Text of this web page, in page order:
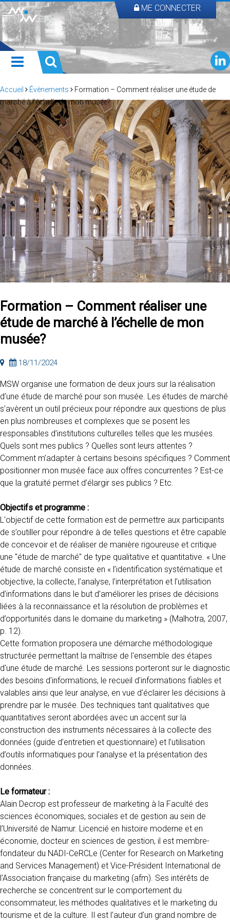
ME CONNECTER
Accueil Évènements
Formation – Comment réaliser une étude de
marché à l’échelle de mon musée?
Formation – Comment réaliser une
étude de marché à l’échelle de mon
musée?
18/11/2024
MSW organise une formation de deux jours sur la réalisation
d’une étude de marché pour son musée. Les études de marché
s’avèrent un outil précieux pour répondre aux questions de plus
en plus nombreuses et complexes que se posent les
responsables d’institutions culturelles telles que les musées.
Quels sont mes publics ? Quelles sont leurs attentes ?
Comment m’adapter à certains besoins spécifiques ? Comment
positionner mon musée face aux offres concurrentes ? Est-ce
que la gratuité permet d’élargir ses publics ? Etc.
Objectifs et programme :
L'objectif de cette formation est de permettre aux participants
de s’outiller pour répondre à de telles questions et être capable
de concevoir et de réaliser de manière rigoureuse et critique
une "étude de marché" de type qualitative et quantitative. « Une
étude de marché consiste en « l’identification systématique et
objective, la collecte, l’analyse, l’interprétation et l’utilisation
d’informations dans le but d’améliorer les prises de décisions
liées à la reconnaissance et la résolution de problèmes et
d’opportunités dans le domaine du marketing » (Malhotra, 2007,
p. 12).
Cette formation proposera une démarche méthodologique
structurée permettant la maîtrise de l'ensemble des étapes
d'une étude de marché. Les sessions porteront sur le diagnostic
des besoins d'informations, le recueil d'informations fiables et
valables ainsi que leur analyse, en vue d'éclairer les décisions à
prendre par le musée. Des techniques tant qualitatives que
quantitatives seront abordées avec un accent sur la
construction des instruments nécessaires à la collecte des
données (guide d’entretien et questionnaire) et l’utilisation
d’outils informatiques pour l’analyse et la présentation des
données.
Le formateur :
Alain Decrop est professeur de marketing à la Faculté des
sciences économiques, sociales et de gestion au sein de
l’Université de Namur. Licencié en histoire moderne et en
économie, docteur en sciences de gestion, il est membre-
fondateur du NADI-CeRCLe (Center for Research on Marketing
and Services Management) et Vice-Président International de
l'Association française du marketing (afm). Ses intérêts de
recherche se concentrent sur le comportement du
consommateur, les méthodes qualitatives et le marketing du
tourisme et de la culture. Il est l’auteur d’un grand nombre de